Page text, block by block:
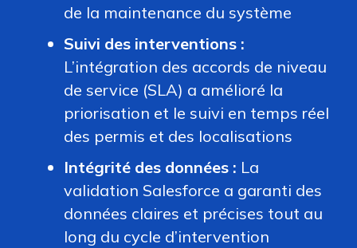
de la maintenance du système
Suivi des interventions :
L’intégration des accords de niveau
de service (SLA) a amélioré la
priorisation et le suivi en temps réel
des permis et des localisations
Intégrité des données : La
validation Salesforce a garanti des
données claires et précises tout au
long du cycle d’intervention